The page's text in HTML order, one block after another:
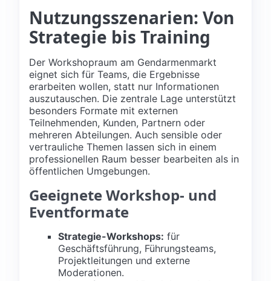
Nutzungsszenarien: Von
Strategie bis Training
Der Workshopraum am Gendarmenmarkt
eignet sich für Teams, die Ergebnisse
erarbeiten wollen, statt nur Informationen
auszutauschen. Die zentrale Lage unterstützt
besonders Formate mit externen
Teilnehmenden, Kunden, Partnern oder
mehreren Abteilungen. Auch sensible oder
vertrauliche Themen lassen sich in einem
professionellen Raum besser bearbeiten als in
öffentlichen Umgebungen.
Geeignete Workshop- und
Eventformate
Strategie-Workshops: für
Geschäftsführung, Führungsteams,
Projektleitungen und externe
Moderationen.